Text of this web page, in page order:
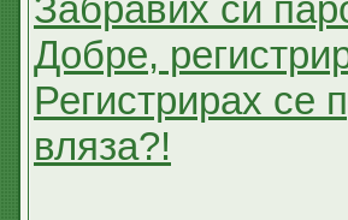
Забравих си
Добре,
Регистрирах се
вляза?!